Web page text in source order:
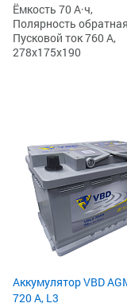
Ёмкость 70 А·ч,
Полярность
Пусковой ток 760 А,
278x175x190
Аккумулятор VBD
720 А, L3